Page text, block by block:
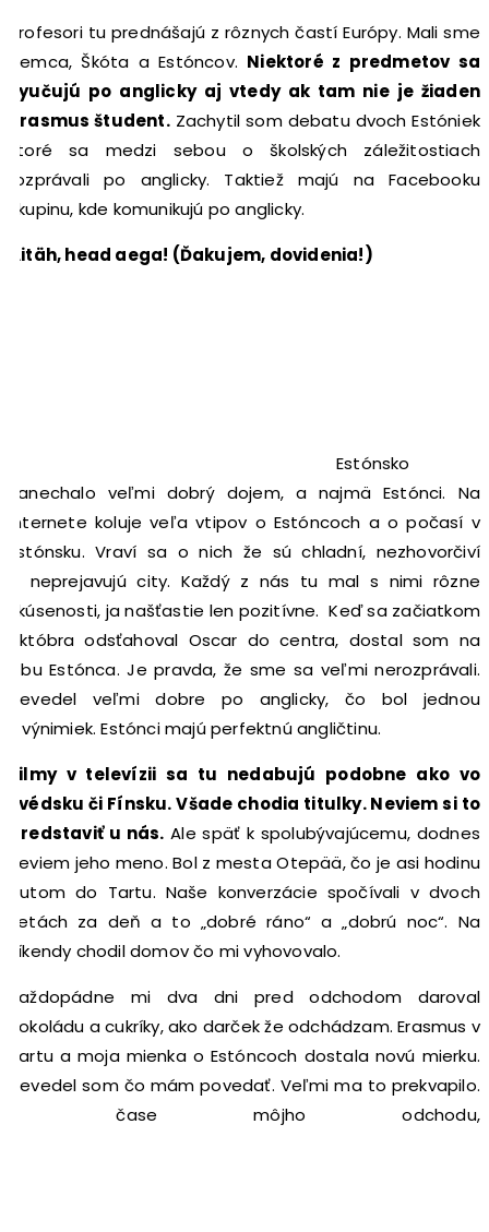
Profesori tu prednášajú z rôznych častí Európy. Mali sme
Nemca, Škóta a Estóncov. Niektoré z predmetov sa
vyučujú po anglicky aj vtedy ak tam nie je žiaden
erasmus študent.Zachytil som debatu dvoch Estóniek
ktoré sa medzi sebou o školských záležitostiach
rozprávali po anglicky. Taktiež majú na Facebooku
skupinu, kde komunikujú po anglicky.
Aitäh, head aega! (Ďakujem, dovidenia!)
Estónsko
zanechalo veľmi dobrý dojem, a najmä Estónci. Na
internete koluje veľa vtipov o Estóncoch a o počasí v
Estónsku. Vraví sa o nich že sú chladní, nezhovorčiví
a neprejavujú city. Každý z nás tu mal s nimi rôzne
skúsenosti, ja našťastie len pozitívne. Keď sa začiatkom
októbra odsťahoval Oscar do centra, dostal som na
izbu Estónca. Je pravda, že sme sa veľmi nerozprávali.
Nevedel veľmi dobre po anglicky, čo bol jednou
z výnimiek. Estónci majú perfektnú angličtinu.
Filmy v televízii sa tu nedabujú podobne ako vo
Švédsku či Fínsku. Všade chodia titulky. Neviem si to
predstaviť u nás. Ale späť k spolubývajúcemu, dodnes
neviem jeho meno. Bol z mesta Otepää, čo je asi hodinu
autom do Tartu. Naše konverzácie spočívali v dvoch
vetách za deň a to „dobré ráno“ a „dobrú noc“. Na
víkendy chodil domov čo mi vyhovovalo.
Každopádne mi dva dni pred odchodom daroval
čokoládu a cukríky, ako darček že odchádzam. Erasmus v
Tartu a moja mienka o Estóncoch dostala novú mierku.
Nevedel som čo mám povedať. Veľmi ma to prekvapilo.
V čase môjho odchodu,